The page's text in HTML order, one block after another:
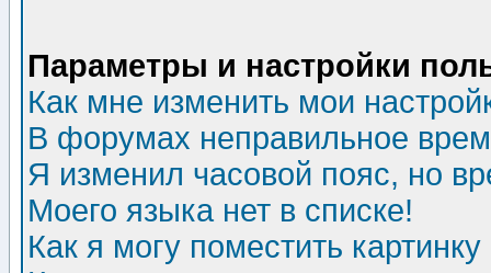
Параметры и настройки
Как мне изменить мои
В форумах неправильное
Я изменил часовой пояс, но
Моего языка нет в списке!
Как я могу поместить